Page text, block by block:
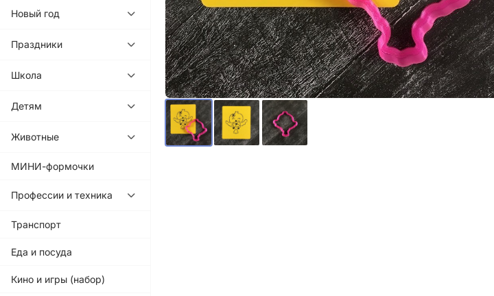
Новый год
Праздники
Школа
Детям
Животные
МИНИ-формочки
Профессии и техника
Транспорт
Еда и посуда
Кино и игры (набор)